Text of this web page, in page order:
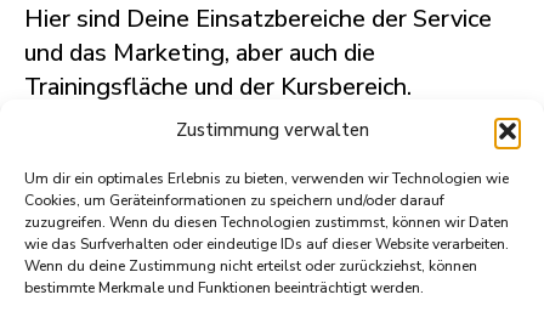
Zustimmung verwalten
Um dir ein optimales Erlebnis zu bieten, verwenden wir Technologien wie
Cookies, um Geräteinformationen zu speichern und/oder darauf
zuzugreifen. Wenn du diesen Technologien zustimmst, können wir Daten
wie das Surfverhalten oder eindeutige IDs auf dieser Website verarbeiten.
Wenn du deine Zustimmung nicht erteilst oder zurückziehst, können
bestimmte Merkmale und Funktionen beeinträchtigt werden.
Hier sind Deine Einsatzbereiche der Service
und das Marketing, aber auch die
Trainingsfläche und der Kursbereich.
WAS SPRICHT FÜR DIE
AUSBILDUNG?
Hoher Praxisanteil durch die Arbeit in